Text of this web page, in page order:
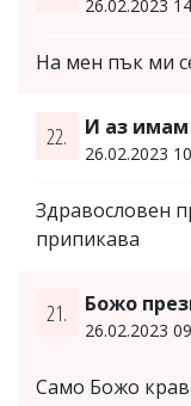
26.02.2023
На мен пък ми
22. И аз имам
26.02.2023
Здравословен
припикава
21. Божо
26.02.2023
Само Божо